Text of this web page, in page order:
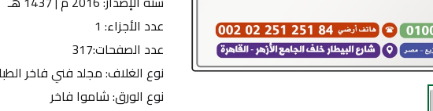
عدد الأجزاء: 1
عدد الصفحات:317
نوع الغلاف: مجلد فني فاخر
نوع الورق: شاموا فاخر